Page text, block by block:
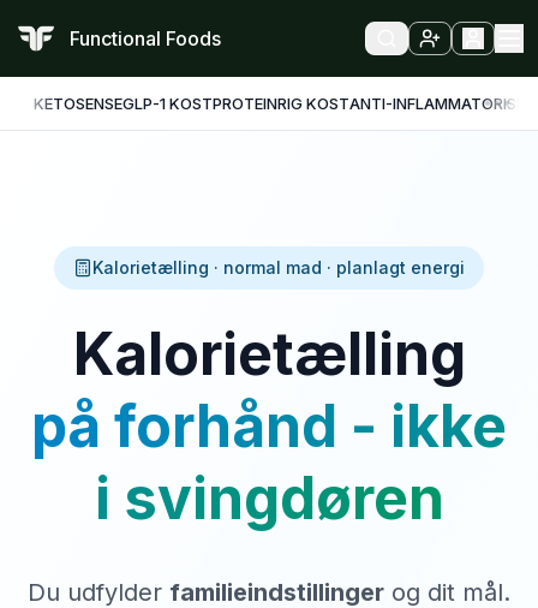
Functional Foods
KETOSENSEGLP-1 KOSTPROTEINRIG KOSTANTI-INFLAMMATORISK
Kalorietælling · normal mad · planlagt energi
Kalorietælling
på forhånd - ikke
i svingdøren
Du udfylder familieindstillinger og dit mål.